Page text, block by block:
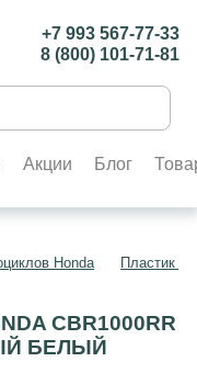
+7 993 567-77-33
8 (800) 101-71-81
Акции Блог
Honda Пластик
CBR1000RR
БЕЛЫЙ